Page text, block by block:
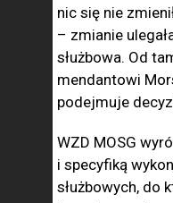
nic się nie
– zmianie
służbowa. Od
mendantowi
podejmuje
WZD MOSG
i specyfiką
służbowych, do